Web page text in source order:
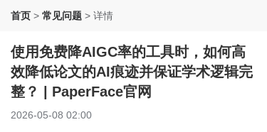
首页 > 常见问题 > 详情
使用免费降AIGC率的工具时，如何高
效降低论文的AI痕迹并保证学术逻辑完
整？ | PaperFace官网
2026-05-08 02:00